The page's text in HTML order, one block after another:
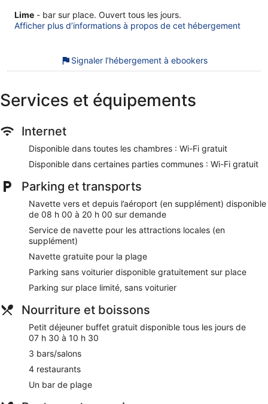
Lime - bar sur place. Ouvert tous les jours.
Afficher plus d’informations à propos de cet hébergement
Signaler l’hébergement à ebookers
Services et équipements
Internet
Disponible dans toutes les chambres : Wi-Fi gratuit
Disponible dans certaines parties communes : Wi-Fi gratuit
Parking et transports
Navette vers et depuis l’aéroport (en supplément) disponible
de 08 h 00 à 20 h 00 sur demande
Service de navette pour les attractions locales (en
supplément)
Navette gratuite pour la plage
Parking sans voiturier disponible gratuitement sur place
Parking sur place limité, sans voiturier
Nourriture et boissons
Petit déjeuner buffet gratuit disponible tous les jours de
07 h 30 à 10 h 30
3 bars/salons
4 restaurants
Un bar de plage